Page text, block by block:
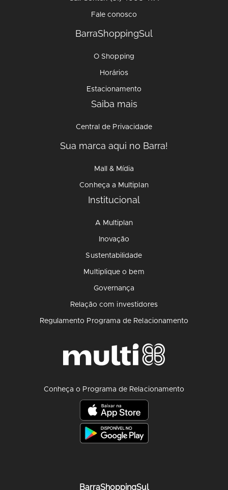
Fale conosco
BarraShoppingSul
O Shopping
Horários
Estacionamento
Saiba mais
Central de Privacidade
Sua marca aqui no Barra!
Mall & Mídia
Conheça a Multiplan
Institucional
A Multiplan
Inovação
Sustentabilidade
Multiplique o bem
Governança
Relação com investidores
Regulamento Programa de Relacionamento
Conheça o Programa de Relacionamento
BarraShoppingSul